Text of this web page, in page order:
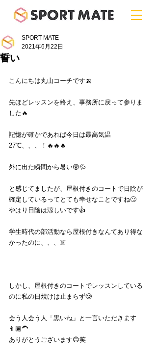
誓い
SPORT MATE
2021年6月22日
こんにちは丸山コーチです🍌
先ほどレッスンを終え、事務所に戻って参りま
した🔥
記憶が確かであれば今日は最高気温
27℃、、、！🔥🔥🔥
外に出た瞬間から暑い😵💦
と感じてましたが、屋根付きのコートで日陰が
確定しているってとても幸せなことですね🙄
やはり日陰は涼しいです👍
学生時代の部活動なら屋根付きなんてあり得な
かったのに、、、☠️
しかし、屋根付きのコートでレッスンしている
のに私の日焼けは止まらず🥲
会う人会う人「黒いね」と一言いただきます
👨🏿‍🦱
ありがとうございます😞笑